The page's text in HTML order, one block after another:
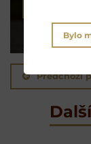
Předchozí
Bylo